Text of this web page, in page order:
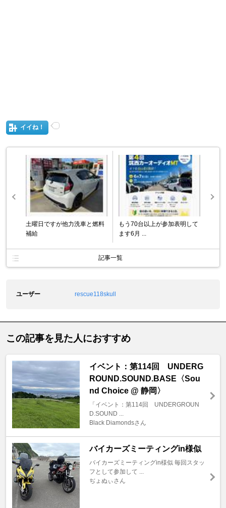
イイね！
土曜日ですが他力洗車と燃料
補給
もう70台以上が参加表明して
ます6月 ...
記事一覧
ユーザー rescue118skull
この記事を見た人におすすめ
イベント：第114回 UNDERG
ROUND.SOUND.BASE〈Sou
nd Choice @ 静岡〉
「イベント：第114回 UNDERGROUN
D.SOUND ...
Black Diamondsさん
バイカーズミーティングin様似
バイカーズミーティングin様似 毎回スタッ
フとして参加して ...
ぢょぬぃさん